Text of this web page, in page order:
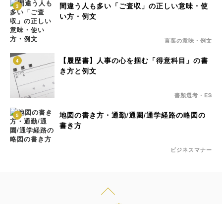
3
間違う人も多い「ご査収」の正しい意味・使
い方・例文
言葉の意味・例文
4
【履歴書】人事の心を掴む「得意科目」の書
き方と例文
書類選考・ES
5
地図の書き方・通勤/通園/通学経路の略図の
書き方
ビジネスマナー